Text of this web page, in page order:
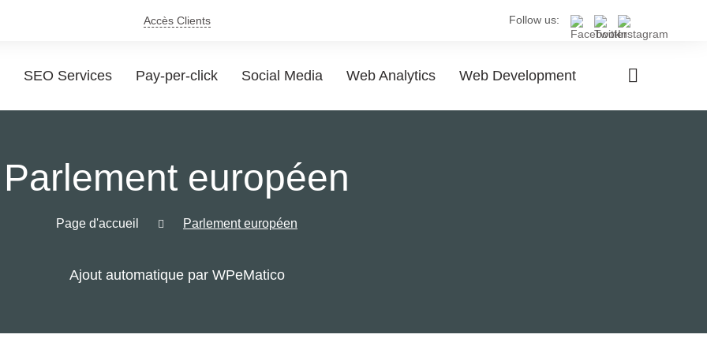
Accès Clients Follow us:
SEO Services Pay-per-click Social Media Web Analytics Web Development
Parlement européen
Page d'accueil Parlement européen
Ajout automatique par WPeMatico